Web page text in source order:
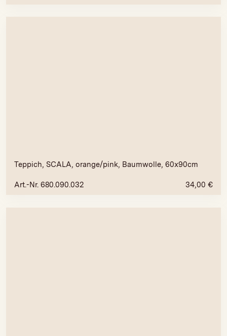
Teppich, SCALA, orange/pink, Baumwolle, 60x90cm
Art.-Nr. 680.090.032 34,00 €